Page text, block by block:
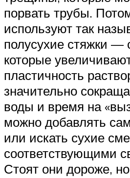
порвать трубы.
используют так
полусухие стяжки —
которые
пластичность
значительно
воды и время на
можно добавлять
или искать сухие
соответствующими
Стоят они дороже,